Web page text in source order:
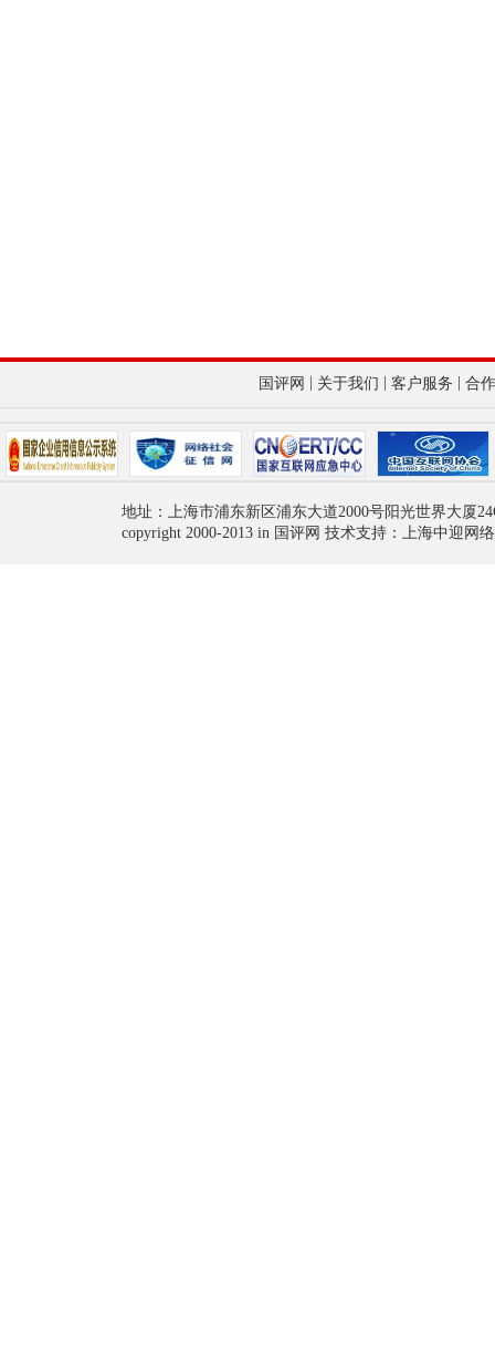
国评网 关于我们 客户服务 合
地址：上海市浦东新区浦东大道2000号阳光世界大厦
copyright 2000-2013 in 国评网 技术支持：上海中迎